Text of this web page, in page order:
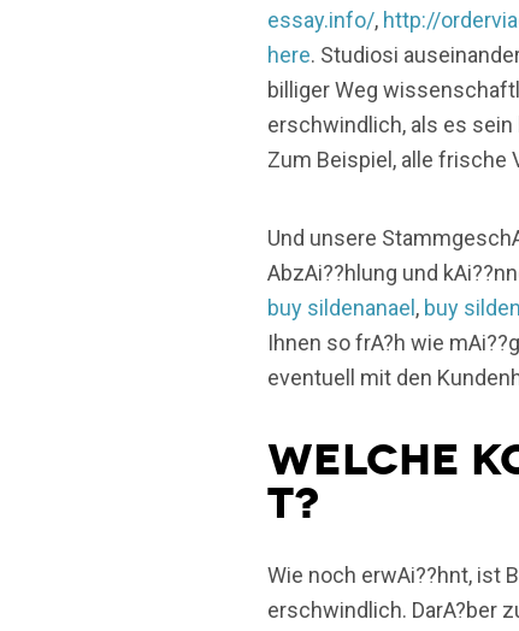
essay.info/, http://
here. Studiosi
billiger Weg
erschwindlich, als es
Zum Beispiel, alle frische
Und unsere
AbzAi??hlung und
buy sildenanael , buy
Ihnen so frA?h wie
eventuell mit den
Welche
t?
Wie noch erwAi??hnt, ist
erschwindlich. DarA?ber